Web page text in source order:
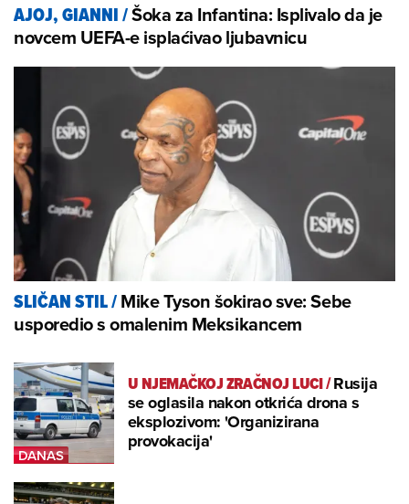
AJOJ, GIANNI/Šoka za Infantina: Isplivalo da je
novcem UEFA-e isplaćivao ljubavnicu
SLIČAN STIL/Mike Tyson šokirao sve: Sebe
usporedio s omalenim Meksikancem
U NJEMAČKOJ ZRAČNOJ LUCI/Rusija
se oglasila nakon otkrića drona s
eksplozivom: 'Organizirana
provokacija'